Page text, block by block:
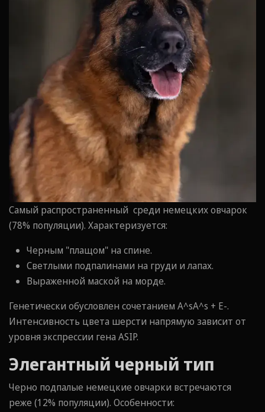
Самый распространенный среди немецких овчарок
(78% популяции). Характеризуется:
Черным "плащом" на спине.
Светлыми подпалинами на груди и лапах.
Выраженной маской на морде.
Генетически обусловлен сочетанием A^sA^s + E-.
Интенсивность цвета шерсти напрямую зависит от
уровня экспрессии гена ASIP.
Элегантный черный тип
Черно подпалые немецкие овчарки встречаются
реже (12% популяции). Особенности: